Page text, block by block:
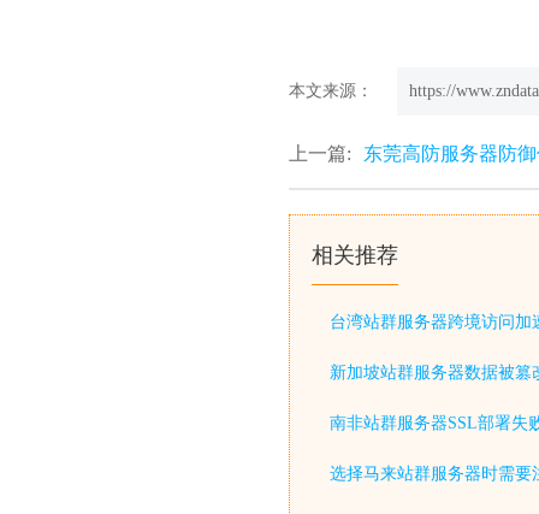
本文来源： https://
上一篇: 东莞高防服务器防
相关推荐
台湾站群服务器跨境访问加
新加坡站群服务器数据被篡
南非站群服务器SSL部署失
选择马来站群服务器时需要